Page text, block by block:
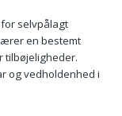
selvpålagt
en bestemt
tilbøjeligheder.
og vedholdenhed i